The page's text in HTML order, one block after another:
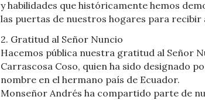
y habilidades que históricamente hemos
las puertas de nuestros hogares para recibir
2. Gratitud al Señor Nuncio
Hacemos pública nuestra gratitud al Señor
Carrascosa Coso, quien ha sido designado
nombre en el hermano país de Ecuador.
Monseñor Andrés ha compartido parte de